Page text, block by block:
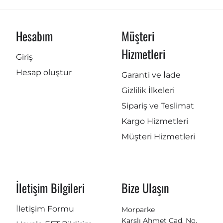
Hesabım
Giriş
Hesap oluştur
Müşteri
Hizmetleri
Garanti ve İade
Gizlilik İlkeleri
Sipariş ve Teslimat
Kargo Hizmetleri
Müşteri Hizmetleri
İletişim Bilgileri
İletişim Formu
Bize Ulaşın
Morparke
Karslı Ahmet Cad. No.